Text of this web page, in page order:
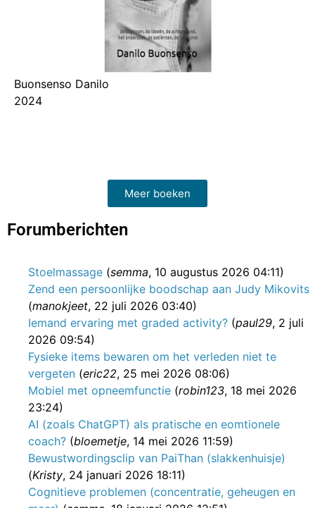
Buonsenso Danilo
2024
Meer boeken
Forumberichten
Stoelmassage (semma, 10 augustus 2026 04:11)
Zend een persoonlijke boodschap aan Judy Mikovits
(manokjeet, 22 juli 2026 03:40)
Iemand ervaring met graded activity? (paul29, 2 juli
2026 09:54)
Fysieke items bewaren om het verleden niet te
vergeten (eric22, 25 mei 2026 08:06)
Mobiel met opneemfunctie (robin123, 18 mei 2026
23:24)
AI (zoals ChatGPT) als pratische en eomtionele
coach? (bloemetje, 14 mei 2026 11:59)
Bewustwordingsclip van PaiThan (slakkenhuisje)
(Kristy, 24 januari 2026 18:11)
Cognitieve problemen (concentratie, geheugen en